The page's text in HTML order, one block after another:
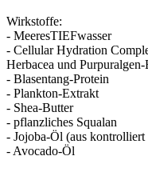
Wirkstoffe:
- MeeresTIEFwasser
- Cellular Hydration
Herbacea und
- Blasentang-Protein
- Plankton-Extrakt
- Shea-Butter
- pflanzliches Squalan
- Jojoba-Öl (aus
- Avocado-Öl